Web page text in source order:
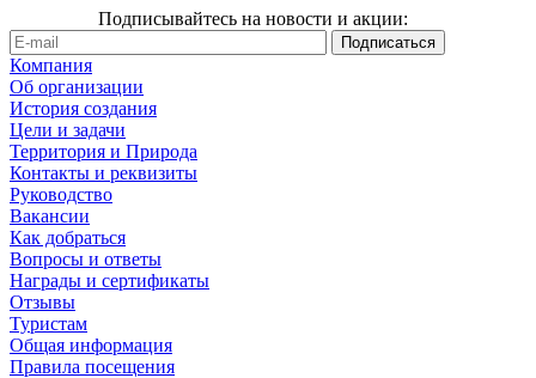
Подписывайтесь на новости и акции:
Компания
Об организации
История создания
Цели и задачи
Территория и Природа
Контакты и реквизиты
Руководство
Вакансии
Как добраться
Вопросы и ответы
Награды и сертификаты
Отзывы
Туристам
Общая информация
Правила посещения